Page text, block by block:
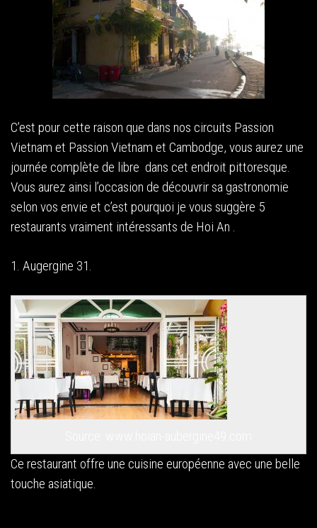
C’est pour cette raison que dans nos circuits Passion
Vietnam et Passion Vietnam et Cambodge, vous aurez une
journée complète de libre dans cet endroit pittoresque.
Vous aurez ainsi l’occasion de découvrir sa gastronomie
selon vos envie et c’est pourquoi je vous suggère 5
restaurants vraiment intéressants de Hoi An .
1. Augergine 31.
Ce restaurant offre une cuisine européenne avec une belle
touche asiatique.